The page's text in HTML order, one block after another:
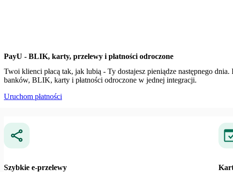
PayU - BLIK, karty, przelewy i płatności odroczone
Twoi klienci płacą tak, jak lubią - Ty dostajesz pieniądze następnego dnia.
banków, BLIK, karty i płatności odroczone w jednej integracji.
Uruchom płatności
Szybkie e-przelewy